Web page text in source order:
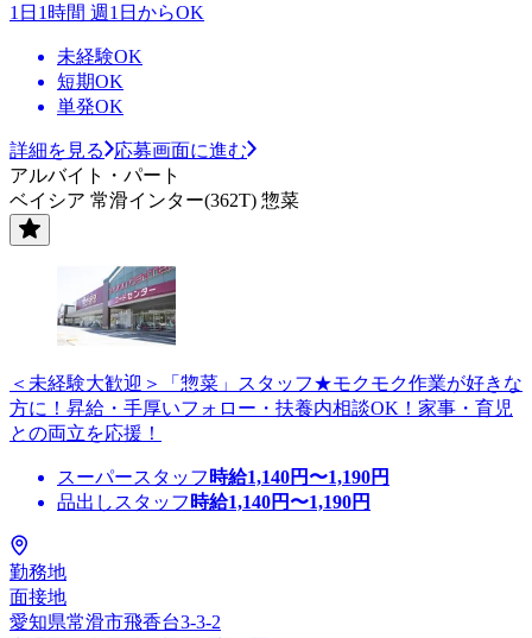
1日1時間 週1日からOK
未経験OK
短期OK
単発OK
詳細を見る
応募画面に進む
アルバイト・パート
ベイシア 常滑インター(362T) 惣菜
＜未経験大歓迎＞「惣菜」スタッフ★モクモク作業が好きな
方に！昇給・手厚いフォロー・扶養内相談OK！家事・育児
との両立を応援！
スーパースタッフ 時給1,140円〜1,190円
品出しスタッフ 時給1,140円〜1,190円
勤務地
面接地
愛知県常滑市飛香台3-3-2